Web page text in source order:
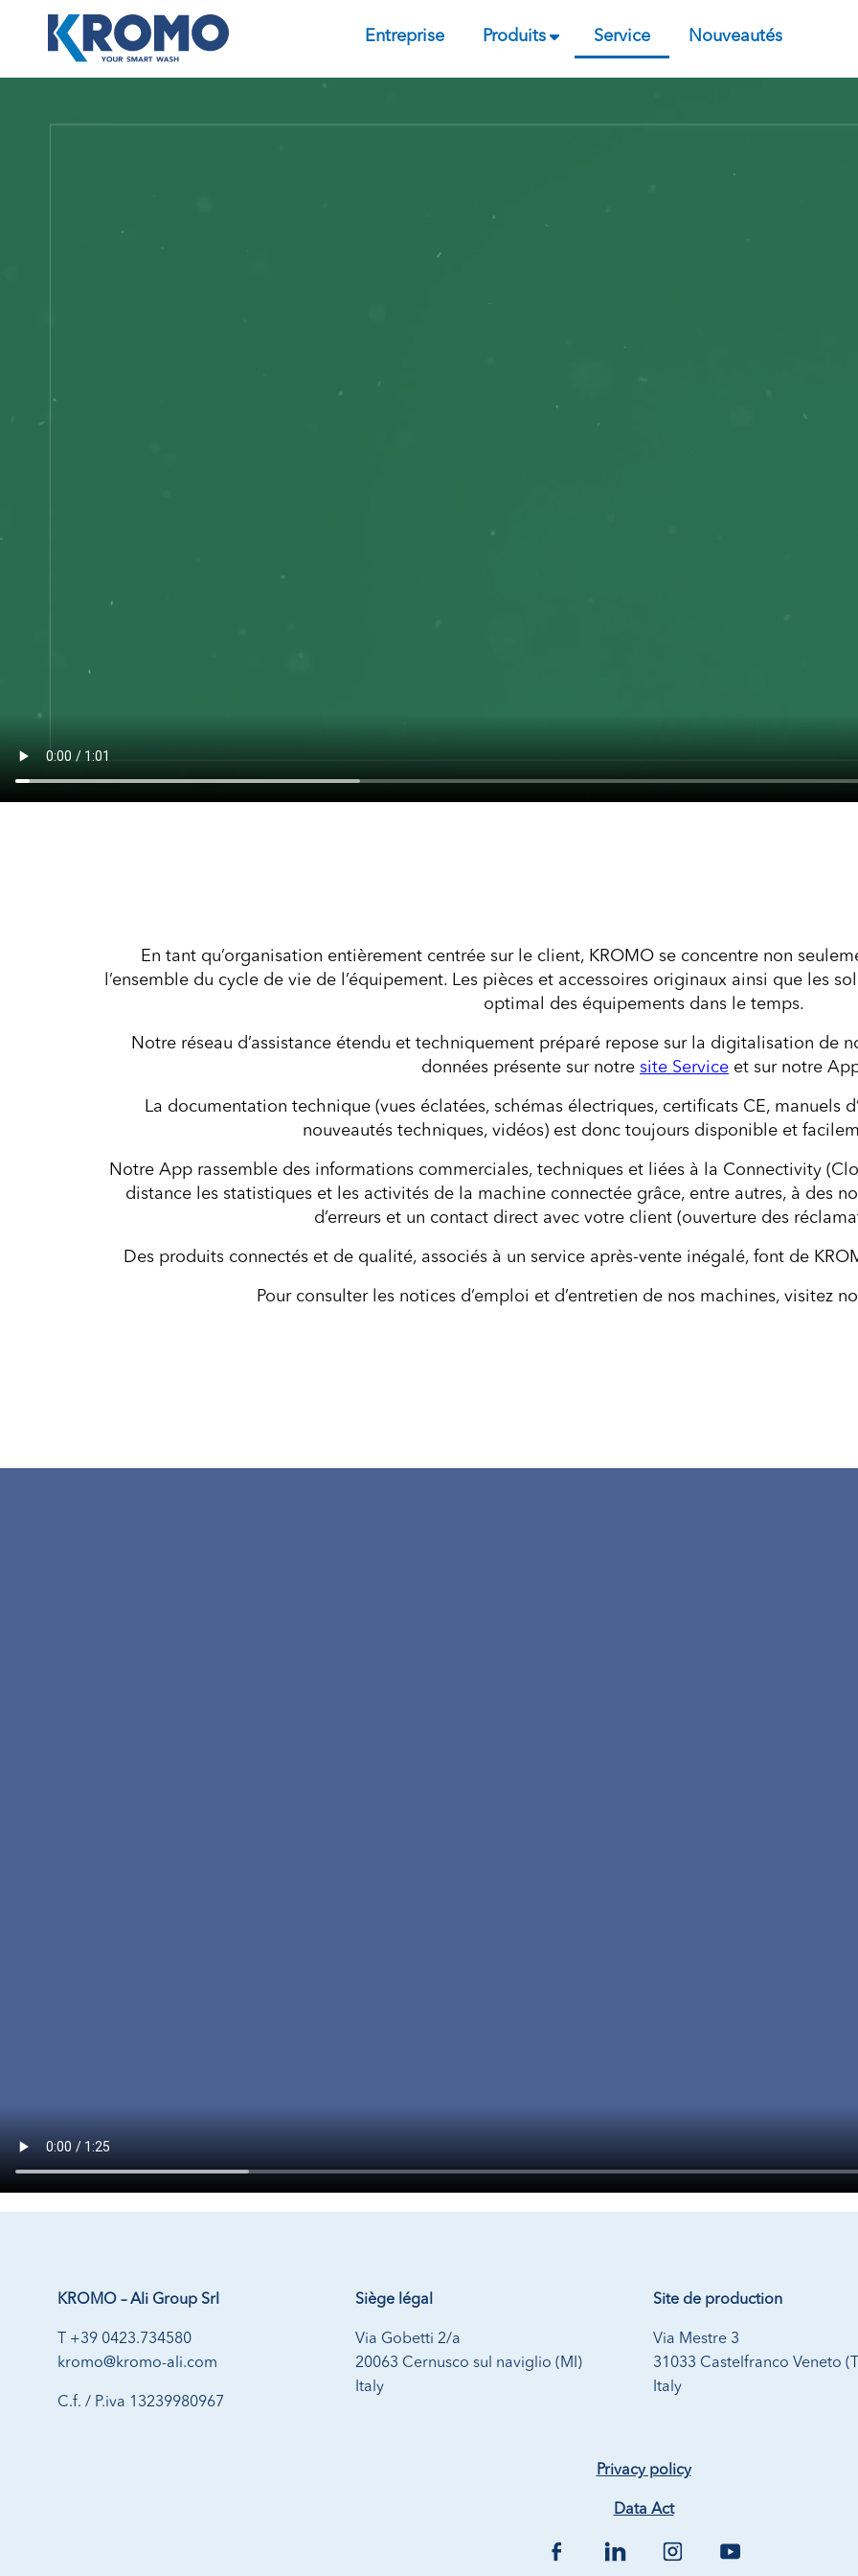
Entreprise Produits Service Nouveautés
En tant qu’organisation entièrement centrée sur le client, KROMO se concentre non
l’ensemble du cycle de vie de l’équipement. Les pièces et accessoires originaux ainsi que les
optimal des équipements dans le temps.
Notre réseau d’assistance étendu et techniquement préparé repose sur la digitalisation de
données présente sur notre site Service et sur notre
La documentation technique (vues éclatées, schémas électriques, certificats CE, manuels
nouveautés techniques, vidéos) est donc toujours disponible et
Notre App rassemble des informations commerciales, techniques et liées à la Connectivity
distance les statistiques et les activités de la machine connectée grâce, entre autres, à des
d’erreurs et un contact direct avec votre client (ouverture des
Des produits connectés et de qualité, associés à un service après-vente inégalé, font de
Pour consulter les notices d’emploi et d’entretien de nos machines, visitez
KROMO – Ali Group Srl
T +39 0423.734580
kromo@kromo-ali.com
C.f. / P.iva 13239980967
Siège légal
Via Gobetti 2/a
20063 Cernusco sul naviglio (MI)
Italy
Site de production
Via Mestre 3
31033 Castelfranco Veneto
Italy
Privacy policy
Data Act